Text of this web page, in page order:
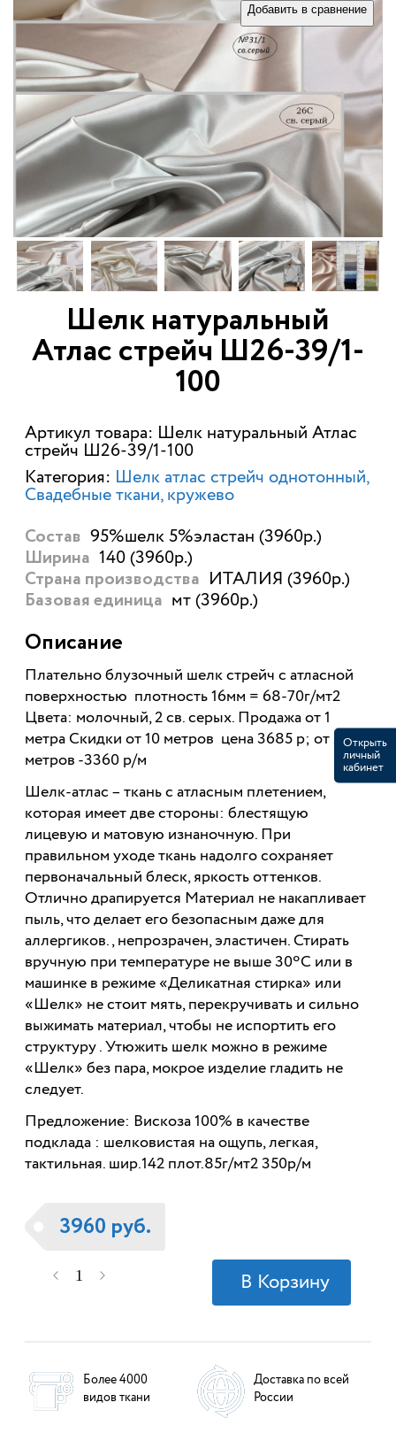
Шелк натуральный
Атлас стрейч Ш26-39/1-
100
Артикул товара: Шелк натуральный Атлас
стрейч Ш26-39/1-100
Категория: Шелк атлас стрейч однотонный
Свадебные ткани, кружево
Состав 95%шелк 5%эластан (3960р.)
Ширина 140 (3960р.)
Страна производства ИТАЛИЯ (3960р.)
Базовая единица мт (3960р.)
Описание
Плательно блузочный шелк стрейч с атласной
поверхностью плотность 16мм = 68-70г/мт2
Цвета: молочный, 2 св. серых. Продажа от 1
метра Скидки от 10 метров цена 3685 р; от 20
метров -3360 р/м
Шелк-атлас – ткань с атласным плетением,
которая имеет две стороны: блестящую
лицевую и матовую изнаночную. При
правильном уходе ткань надолго сохраняет
первоначальный блеск, яркость оттенков.
Отлично драпируется Материал не накапливает
пыль, что делает его безопасным даже для
аллергиков., непрозрачен, эластичен. Стирать
вручную при температуре не выше 30ºС или в
машинке в режиме «Деликатная стирка» или
«Шелк» не стоит мять, перекручивать и сильно
выжимать материал, чтобы не испортить его
структуру . Утюжить шелк можно в режиме
«Шелк» без пара, мокрое изделие гладить не
следует.
Предложение: Вискоза 100% в качестве
подклада : шелковистая на ощупь, легкая,
тактильная. шир.142 плот.85г/мт2 350р/м
3960 руб.
Добавить в сравнение
Более 4000
видов ткани
Доставка по всей
России
Открыть
личный
кабинет